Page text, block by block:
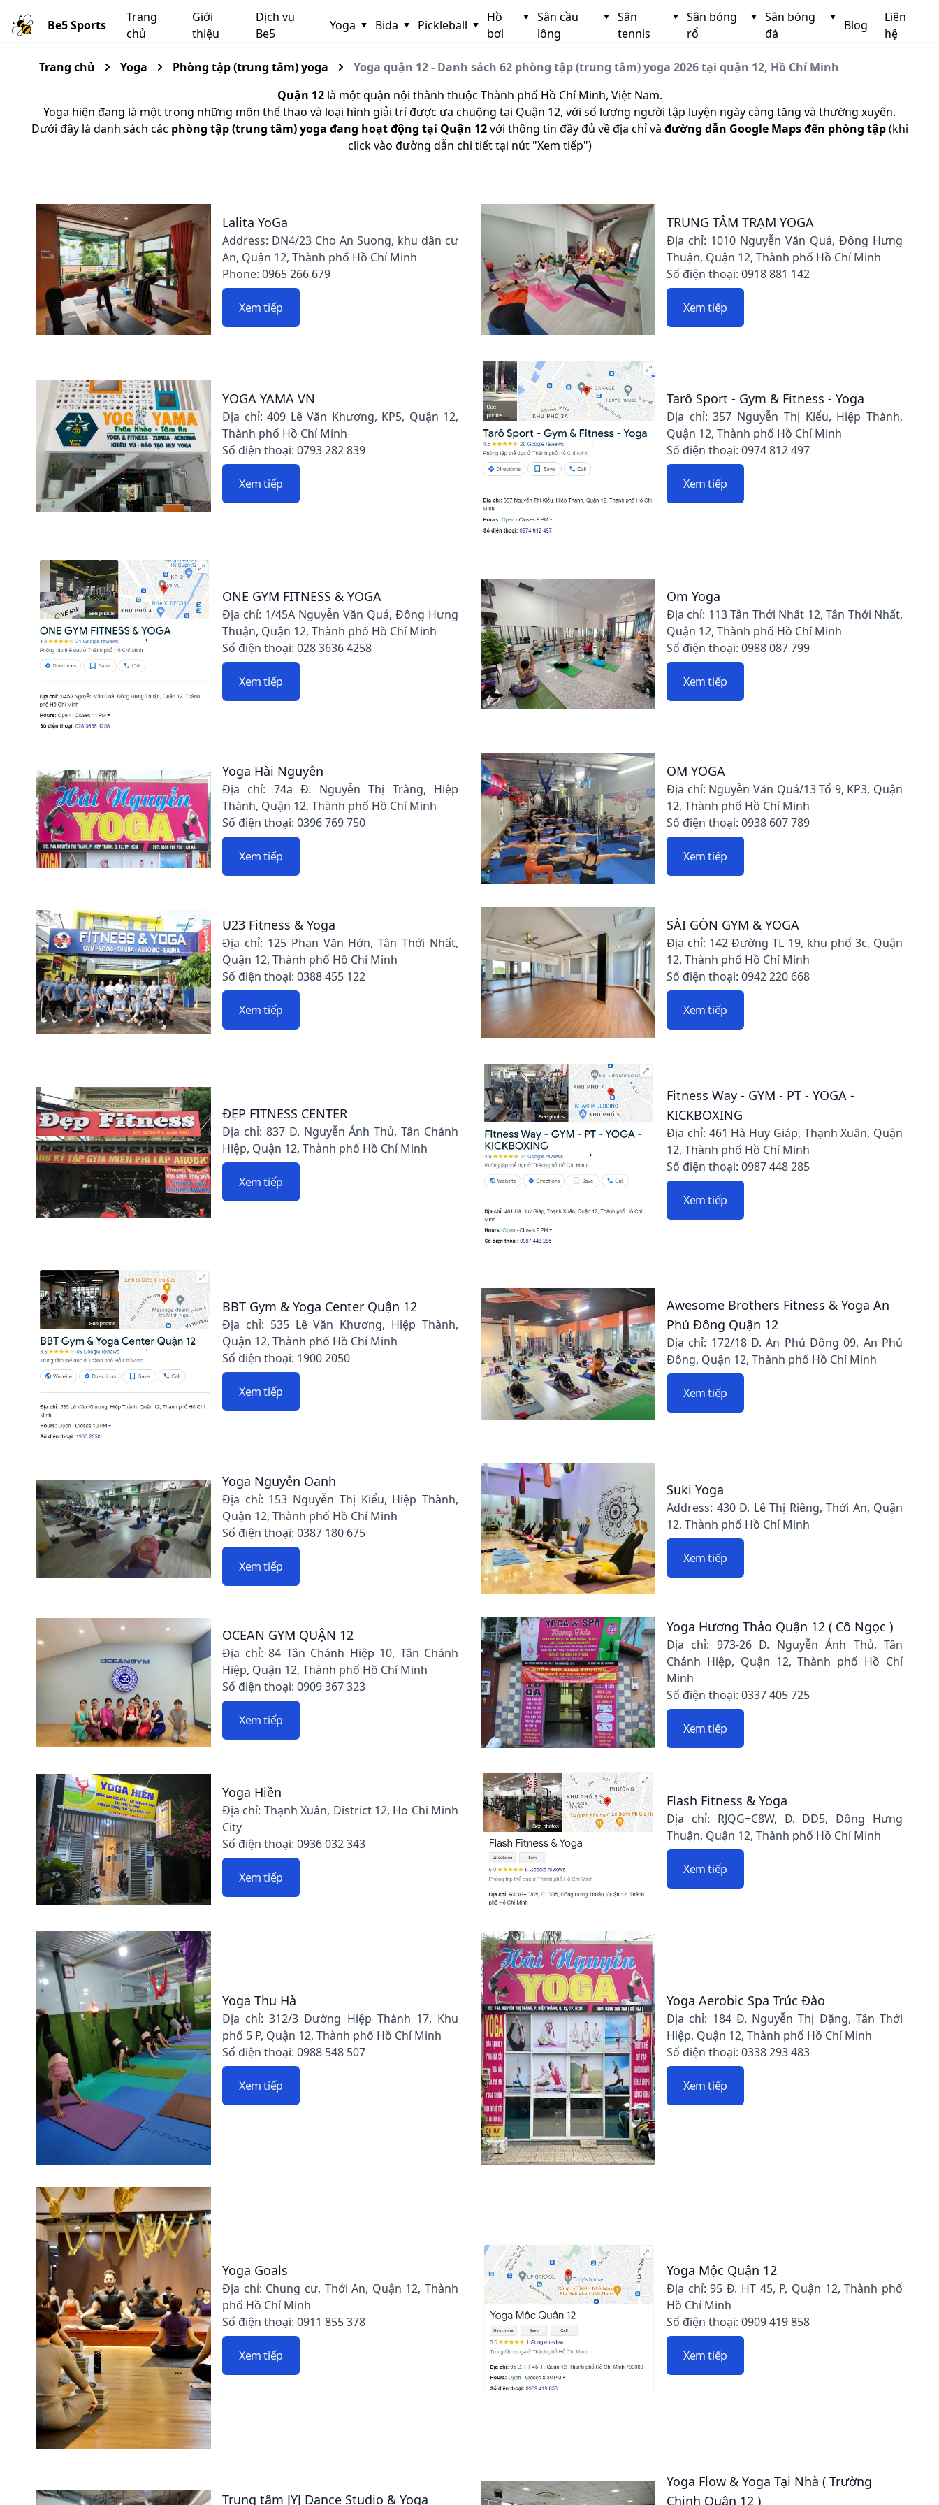
Be5 Sports
Trang
chủ
Giới
thiệu
Dịch vụ
Be5
Yoga Bida Pickleball
Hồ
bơi
Sân cầu
lông
Sân
tennis
Sân bóng
rổ
Sân bóng
đá
Blog
Liên
hệ
Trang chủ Yoga Phòng tập (trung tâm) yoga
Yoga quận 12 - Danh sách 62 phòng tập (trung tâm) yoga 2026 tại quận 12, Hồ Chí Minh
Quận 12là một quận nội thành thuộc Thành phố Hồ Chí Minh, Việt Nam.
Yoga hiện đang là một trong những môn thể thao và loại hình giải trí được ưa chuộng tại Quận 12, với số lượng người tập luyện ngày càng tăng và thường xuyên.
Dưới đây là danh sách các phòng tập (trung tâm) yoga đang hoạt động tại Quận 12với thông tin đầy đủ về địa chỉ và đường dẫn Google Maps đến phòng tập(khi
click vào đường dẫn chi tiết tại nút "Xem tiếp")
Lalita YoGa
Address: DN4/23 Cho An Suong, khu dân cư
An, Quận 12, Thành phố Hồ Chí Minh
Phone: 0965 266 679
Xem tiếp
TRUNG TÂM TRẠM YOGA
Địa chỉ: 1010 Nguyễn Văn Quá, Đông Hưng
Thuận, Quận 12, Thành phố Hồ Chí Minh
Số điện thoại: 0918 881 142
Xem tiếp
YOGA YAMA VN
Địa chỉ: 409 Lê Văn Khương, KP5, Quận 12,
Thành phố Hồ Chí Minh
Số điện thoại: 0793 282 839
Xem tiếp
Tarô Sport - Gym & Fitness - Yoga
Địa chỉ: 357 Nguyễn Thị Kiểu, Hiệp Thành,
Quận 12, Thành phố Hồ Chí Minh
Số điện thoại: 0974 812 497
Xem tiếp
ONE GYM FITNESS & YOGA
Địa chỉ: 1/45A Nguyễn Văn Quá, Đông Hưng
Thuận, Quận 12, Thành phố Hồ Chí Minh
Số điện thoại: 028 3636 4258
Xem tiếp
Om Yoga
Địa chỉ: 113 Tân Thới Nhất 12, Tân Thới Nhất,
Quận 12, Thành phố Hồ Chí Minh
Số điện thoại: 0988 087 799
Xem tiếp
Yoga Hài Nguyễn
Địa chỉ: 74a Đ. Nguyễn Thị Tràng, Hiệp
Thành, Quận 12, Thành phố Hồ Chí Minh
Số điện thoại: 0396 769 750
Xem tiếp
OM YOGA
Địa chỉ: Nguyễn Văn Quá/13 Tổ 9, KP3, Quận
12, Thành phố Hồ Chí Minh
Số điện thoại: 0938 607 789
Xem tiếp
U23 Fitness & Yoga
Địa chỉ: 125 Phan Văn Hớn, Tân Thới Nhất,
Quận 12, Thành phố Hồ Chí Minh
Số điện thoại: 0388 455 122
Xem tiếp
SÀI GÒN GYM & YOGA
Địa chỉ: 142 Đường TL 19, khu phố 3c, Quận
12, Thành phố Hồ Chí Minh
Số điện thoại: 0942 220 668
Xem tiếp
ĐẸP FITNESS CENTER
Địa chỉ: 837 Đ. Nguyễn Ảnh Thủ, Tân Chánh
Hiệp, Quận 12, Thành phố Hồ Chí Minh
Xem tiếp
Fitness Way - GYM - PT - YOGA -
KICKBOXING
Địa chỉ: 461 Hà Huy Giáp, Thạnh Xuân, Quận
12, Thành phố Hồ Chí Minh
Số điện thoại: 0987 448 285
Xem tiếp
BBT Gym & Yoga Center Quận 12
Địa chỉ: 535 Lê Văn Khương, Hiệp Thành,
Quận 12, Thành phố Hồ Chí Minh
Số điện thoại: 1900 2050
Xem tiếp
Awesome Brothers Fitness & Yoga An
Phú Đông Quận 12
Địa chỉ: 172/18 Đ. An Phú Đông 09, An Phú
Đông, Quận 12, Thành phố Hồ Chí Minh
Xem tiếp
Yoga Nguyễn Oanh
Địa chỉ: 153 Nguyễn Thị Kiểu, Hiệp Thành,
Quận 12, Thành phố Hồ Chí Minh
Số điện thoại: 0387 180 675
Xem tiếp
Suki Yoga
Address: 430 Đ. Lê Thị Riêng, Thới An, Quận
12, Thành phố Hồ Chí Minh
Xem tiếp
OCEAN GYM QUẬN 12
Địa chỉ: 84 Tân Chánh Hiệp 10, Tân Chánh
Hiệp, Quận 12, Thành phố Hồ Chí Minh
Số điện thoại: 0909 367 323
Xem tiếp
Yoga Hương Thảo Quận 12 ( Cô Ngọc )
Địa chỉ: 973-26 Đ. Nguyễn Ảnh Thủ, Tân
Chánh Hiệp, Quận 12, Thành phố Hồ Chí
Minh
Số điện thoại: 0337 405 725
Xem tiếp
Yoga Hiền
Địa chỉ: Thạnh Xuân, District 12, Ho Chi Minh
City
Số điện thoại: 0936 032 343
Xem tiếp
Flash Fitness & Yoga
Địa chỉ: RJQG+C8W, Đ. DD5, Đông Hưng
Thuận, Quận 12, Thành phố Hồ Chí Minh
Xem tiếp
Yoga Thu Hà
Địa chỉ: 312/3 Đường Hiệp Thành 17, Khu
phố 5 P, Quận 12, Thành phố Hồ Chí Minh
Số điện thoại: 0988 548 507
Xem tiếp
Yoga Aerobic Spa Trúc Đào
Địa chỉ: 184 Đ. Nguyễn Thị Đặng, Tân Thới
Hiệp, Quận 12, Thành phố Hồ Chí Minh
Số điện thoại: 0338 293 483
Xem tiếp
Yoga Goals
Địa chỉ: Chung cư, Thới An, Quận 12, Thành
phố Hồ Chí Minh
Số điện thoại: 0911 855 378
Xem tiếp
Yoga Mộc Quận 12
Địa chỉ: 95 Đ. HT 45, P, Quận 12, Thành phố
Hồ Chí Minh
Số điện thoại: 0909 419 858
Xem tiếp
Trung tâm JYJ Dance Studio & Yoga
Yoga Flow & Yoga Tại Nhà ( Trường
Chinh Quận 12 )